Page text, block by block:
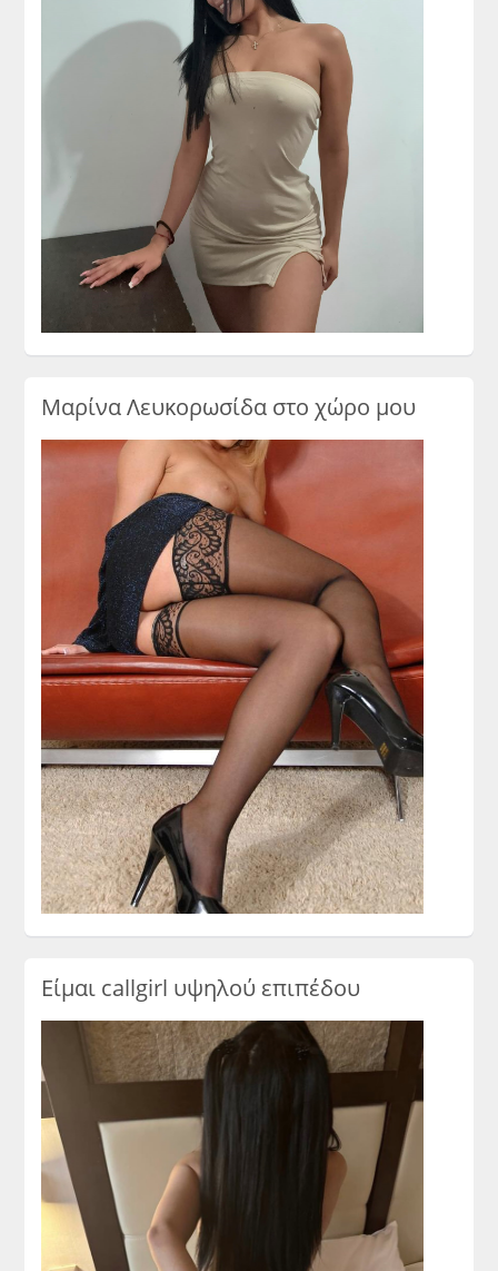
Μαρίνα Λευκορωσίδα στο χώρο μου
Είμαι callgirl υψηλού επιπέδου